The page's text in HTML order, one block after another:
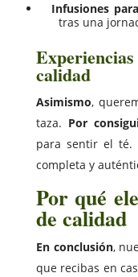
Infusiones
tras una
calidad
Asimismo,
taza. Por
para sentir el té.
completa y
Por qué
de calidad
En conclusión,
que recibas en